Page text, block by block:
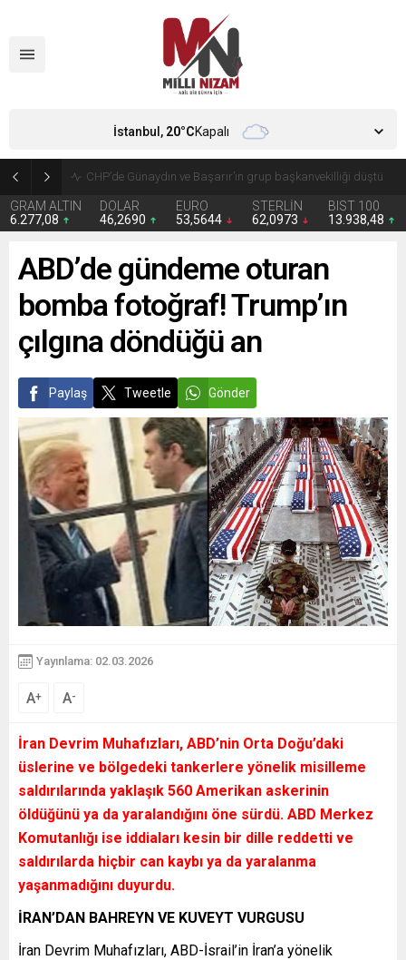
CHP’de Günaydın ve Başarır’ın grup başkanvekilliği düştü
GRAM ALTIN
6.277,08
DOLAR
46,2690
EURO
53,5644
STERLİN
62,0973
BIST 100
13.938,48
İstanbul, 20°CKapalı
ABD’de gündeme oturan
bomba fotoğraf! Trump’ın
çılgına döndüğü an
Paylaş Tweetle Gönder
Yayınlama: 02.03.2026
A+ A-
İran Devrim Muhafızları, ABD’nin Orta Doğu’daki
üslerine ve bölgedeki tankerlere yönelik misilleme
saldırılarında yaklaşık 560 Amerikan askerinin
öldüğünü ya da yaralandığını öne sürdü. ABD Merkez
Komutanlığı ise iddiaları kesin bir dille reddetti ve
saldırılarda hiçbir can kaybı ya da yaralanma
yaşanmadığını duyurdu.
İRAN’DAN BAHREYN VE KUVEYT VURGUSU
İran Devrim Muhafızları, ABD-İsrail’in İran’a yönelik